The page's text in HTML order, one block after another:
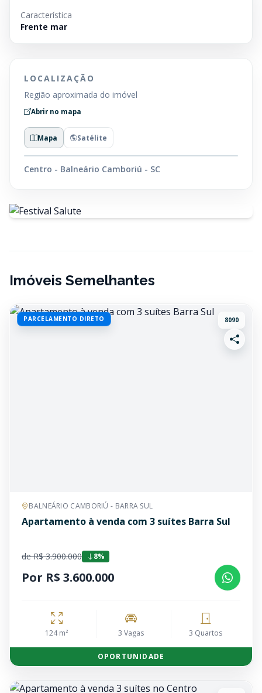
Característica
Frente mar
LOCALIZAÇÃO
Região aproximada do imóvel
Abrir no mapa
Mapa Satélite
Centro - Balneário Camboriú - SC
Imóveis Semelhantes
PARCELAMENTO DIRETO 8090
BALNEÁRIO CAMBORIÚ - BARRA SUL
Apartamento à venda com 3 suítes Barra Sul
de R$ 3.900.000 8%
Por R$ 3.600.000
124 m² 3 Vagas 3 Quartos
OPORTUNIDADE